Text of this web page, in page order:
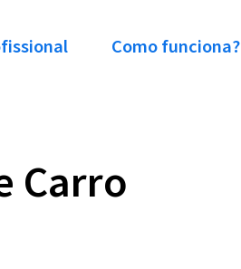
Como funciona?
Carro